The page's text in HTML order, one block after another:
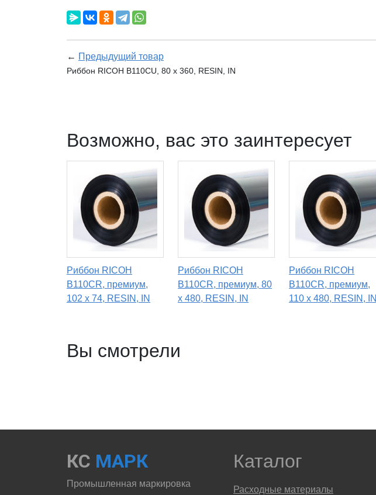
← Предыдущий товар
Риббон RICOH B110CU, 80 х 360, RESIN, IN
Возможно, вас это заинтересует
Риббон RICOH
B110CR, премиум,
102 х 74, RESIN, IN
Риббон RICOH
B110CR, премиум, 80
х 480, RESIN, IN
Риббон RICOH
B110CR, премиум,
110 х 480, RESIN, IN
Вы смотрели
КС МАРК
Промышленная маркировка
Каталог
Расходные материалы